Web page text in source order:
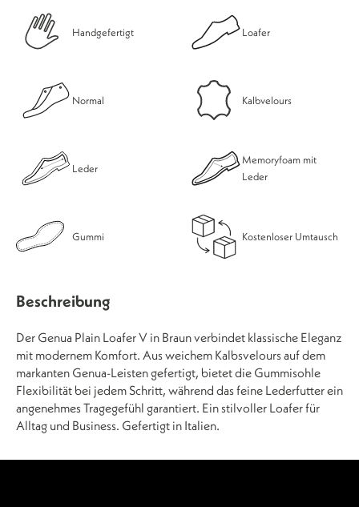
Handgefertigt Loafer
Normal Kalbvelours
Leder
Memoryfoam mit
Leder
Gummi Kostenloser Umtausch
Beschreibung
Der Genua Plain Loafer V in Braun verbindet klassische Eleganz
mit modernem Komfort. Aus weichem Kalbsvelours auf dem
markanten Genua-Leisten gefertigt, bietet die Gummisohle
Flexibilität bei jedem Schritt, während das feine Lederfutter ein
angenehmes Tragegefühl garantiert. Ein stilvoller Loafer für
Alltag und Business. Gefertigt in Italien.